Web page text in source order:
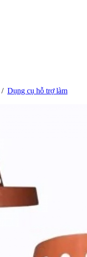
/ Dụng cụ hỗ trợ làm